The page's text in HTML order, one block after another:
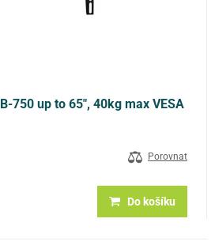
750 up to 65", 40kg max VESA
Porovnat
Do košíku